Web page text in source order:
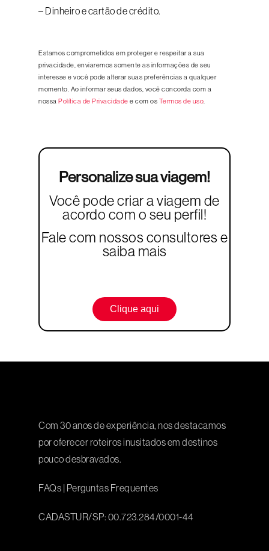
– Dinheiro e cartão de crédito.
Estamos comprometidos em proteger e respeitar a sua
privacidade, enviaremos somente as informações de seu
interesse e você pode alterar suas preferências a qualquer
momento. Ao informar seus dados, você concorda com a
nossa Política de Privacidade e com os Termos de uso
Personalize sua viagem!
Você pode criar a viagem de
acordo com o seu perfil!
Fale com nossos consultores e
saiba mais
Clique aqui
Com 30 anos de experiência, nos destacamos
por oferecer roteiros inusitados em destinos
pouco desbravados.
FAQs | Perguntas Frequentes
CADASTUR/SP: 00.723.284/0001-44